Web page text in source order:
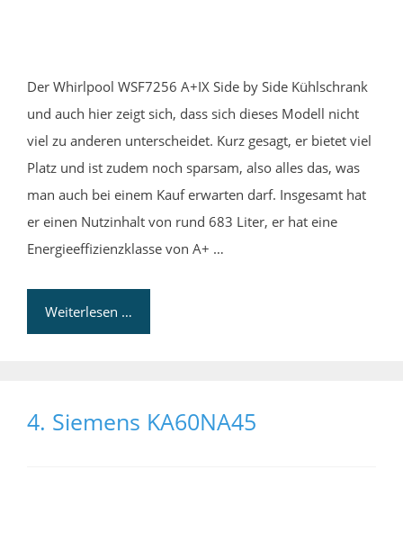
Der Whirlpool WSF7256 A+IX Side by Side Kühlschrank
und auch hier zeigt sich, dass sich dieses Modell nicht
viel zu anderen unterscheidet. Kurz gesagt, er bietet viel
Platz und ist zudem noch sparsam, also alles das, was
man auch bei einem Kauf erwarten darf. Insgesamt hat
er einen Nutzinhalt von rund 683 Liter, er hat eine
Energieeffizienzklasse von A+ …
Weiterlesen …
4. Siemens KA60NA45